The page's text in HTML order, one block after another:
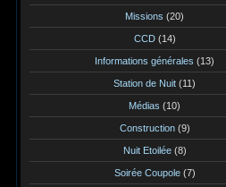
Missions (20)
CCD(14)
Informations générales (13)
Station de Nuit (11)
Médias (10)
Construction(9)
Nuit Etoilée(8)
Soirée Coupole(7)